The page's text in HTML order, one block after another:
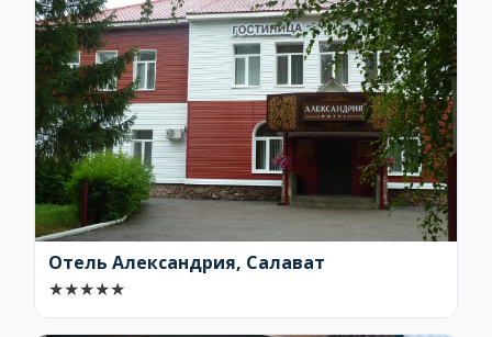
Отель Александрия, Салават
★★★★★